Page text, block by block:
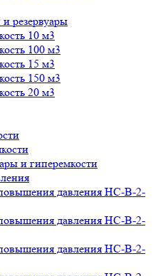
резервуары
10 м3
100 м3
15 м3
150 м3
20 м3
и гиперемкости
давления НС-В-2-
давления НС-В-2-
давления НС-В-2-